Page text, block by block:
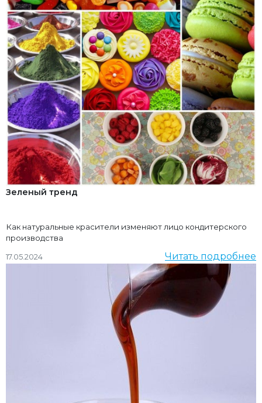
Зеленый тренд
Как натуральные красители изменяют лицо кондитерского
производства
17.05.2024
Читать подробнее